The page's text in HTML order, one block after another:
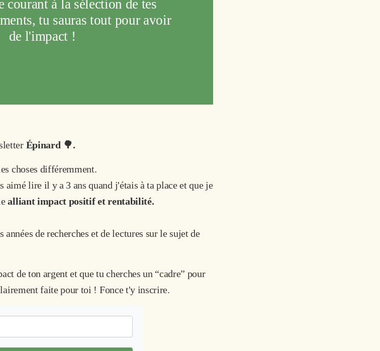
courant à la sélection de tes
tu sauras tout pour avoir
de l'impact !
Épinard 🌳.
choses différemment.
aimé lire il y a 3 ans quand j'étais à ta place et que je
alliant impact positif et rentabilité.
années de recherches et de lectures sur le sujet de
de ton argent et que tu cherches un “cadre” pour
faite pour toi ! Fonce t'y inscrire.